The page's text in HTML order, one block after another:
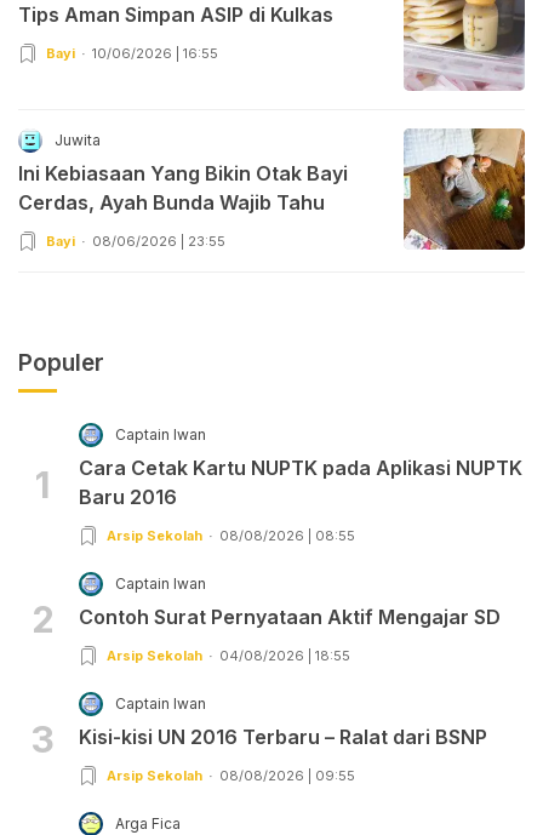
Tips Aman Simpan ASIP di Kulkas
Bayi 10/06/2026 | 16:55
Juwita
Ini Kebiasaan Yang Bikin Otak Bayi
Cerdas, Ayah Bunda Wajib Tahu
Bayi 08/06/2026 | 23:55
Populer
1
Captain Iwan
Cara Cetak Kartu NUPTK pada Aplikasi NUPTK
Baru 2016
Arsip Sekolah 08/08/2026 | 08:55
2
Captain Iwan
Contoh Surat Pernyataan Aktif Mengajar SD
Arsip Sekolah 04/08/2026 | 18:55
3
Captain Iwan
Kisi-kisi UN 2016 Terbaru – Ralat dari BSNP
Arsip Sekolah 08/08/2026 | 09:55
Arga Fica